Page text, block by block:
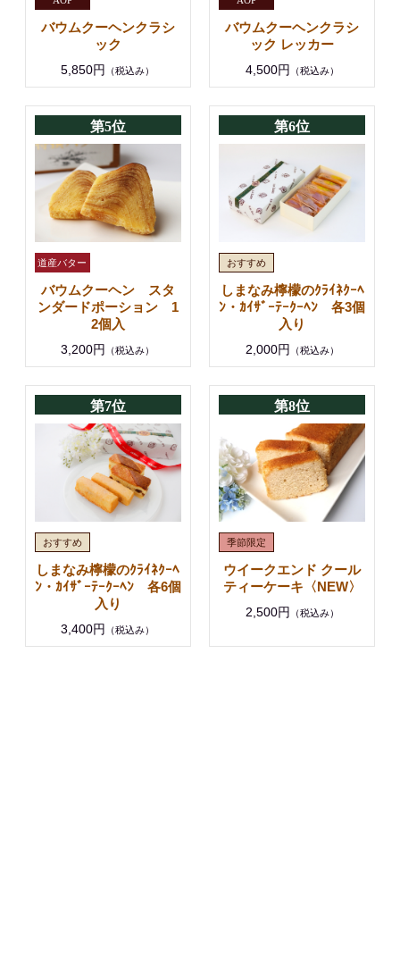
バウムクーヘンクラシ
ック
5,850円 （税込み）
バウムクーヘンクラシ
ック レッカー
4,500円 （税込み）
第5位
バウムクーヘン スタ
ンダードポーション 1
2個入
3,200円 （税込み）
第6位
しまなみ檸檬のｸﾗｲﾈｸｰﾍ
ﾝ・ｶｲｻﾞｰﾃｰｸｰﾍﾝ 各3個
入り
2,000円 （税込み）
第7位
しまなみ檸檬のｸﾗｲﾈｸｰﾍ
ﾝ・ｶｲｻﾞｰﾃｰｸｰﾍﾝ 各6個
入り
3,400円 （税込み）
第8位
ウイークエンド クール
ティーケーキ〈NEW〉
2,500円 （税込み）